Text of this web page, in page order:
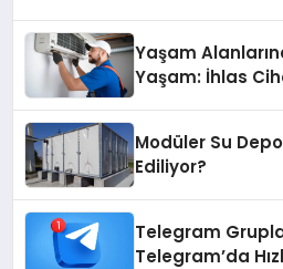
Yaşam
Yaşam: İhlas
Modüler Su
Ediliyor?
Telegram
Telegram’da